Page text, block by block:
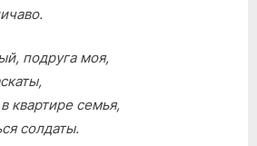
подруга моя,
квартире семья,
солдаты.